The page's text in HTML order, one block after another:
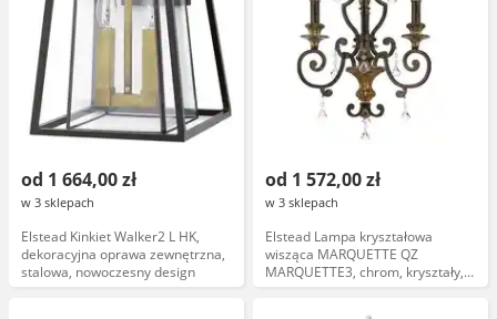
od 1 664,00 zł
w 3 sklepach
Elstead Kinkiet Walker2 L HK,
dekoracyjna oprawa zewnętrzna,
stalowa, nowoczesny design
od 1 572,00 zł
w 3 sklepach
Elstead Lampa kryształowa
wisząca MARQUETTE QZ
MARQUETTE3, chrom, kryształy,
nowoczesny design